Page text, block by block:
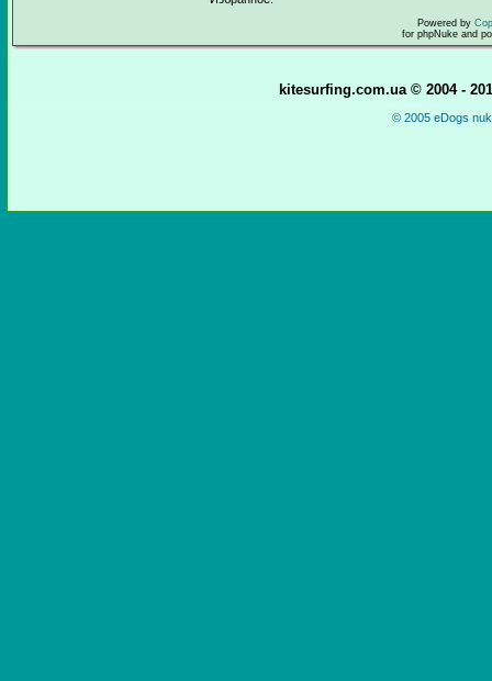
Powered by
for phpNuke and
kitesurfing.com.ua © 2004 -
© 2005 eDogs